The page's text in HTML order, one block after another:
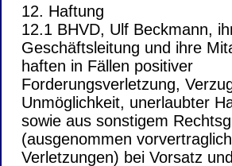
12. Haftung
12.1 BHVD, Ulf Beckmann,
Geschäftsleitung und ihre
haften in Fällen positiver
Forderungsverletzung,
Unmöglichkeit, unerlaubter
sowie aus sonstigem
(ausgenommen
Verletzungen) bei Vorsatz und